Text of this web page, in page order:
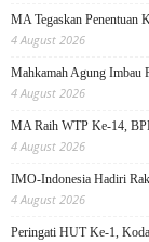
MA Tegaskan Penentuan
4 August 2026
Mahkamah Agung Imbau
4 August 2026
MA Raih WTP Ke-14,
4 August 2026
IMO-Indonesia Hadiri
4 August 2026
Peringati HUT Ke-1,